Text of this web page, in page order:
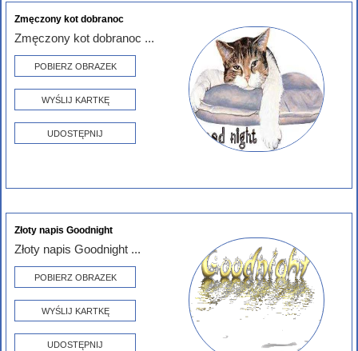
Zmęczony kot dobranoc
Zmęczony kot dobranoc ...
POBIERZ OBRAZEK
WYŚLIJ KARTKĘ
UDOSTĘPNIJ
Złoty napis Goodnight
Złoty napis Goodnight ...
POBIERZ OBRAZEK
WYŚLIJ KARTKĘ
UDOSTĘPNIJ